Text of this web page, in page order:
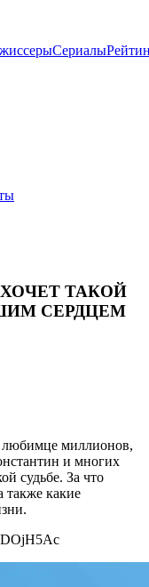
Сериалы
ТАКОЙ
СЕРДЦЕМ
миллионов,
и многих
судьбе. За что
также какие